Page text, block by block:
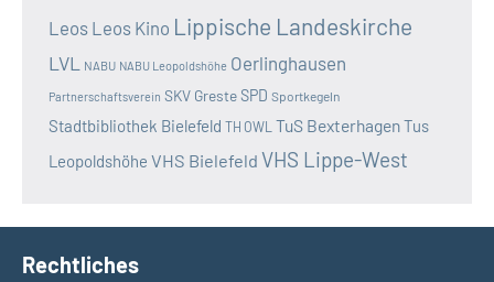
Leos Leos Kino Lippische Landeskirche
LVL NABU NABU Leopoldshöhe Oerlinghausen
Partnerschaftsverein SKV GresteSPD Sportkegeln
Stadtbibliothek Bielefeld TH OWL TuS BexterhagenTus
Leopoldshöhe VHS Bielefeld VHS Lippe-West
Rechtliches